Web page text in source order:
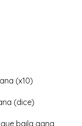
(x10)
(dice)
baila gana